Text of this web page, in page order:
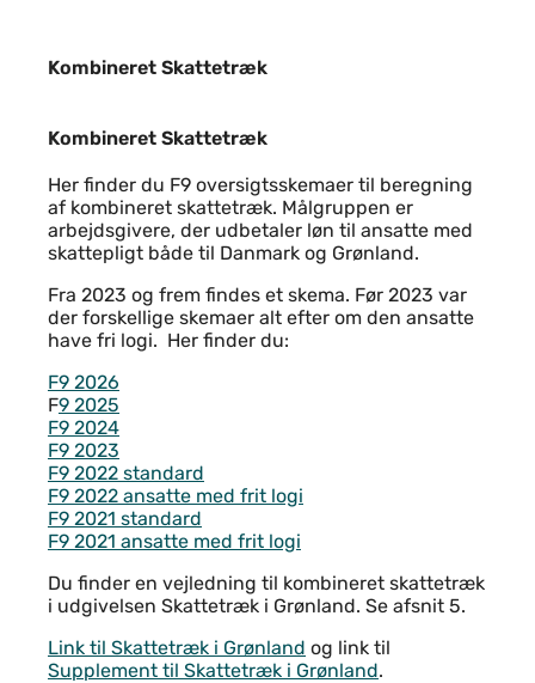
Kombineret Skattetræk
Kombineret Skattetræk
Kombineret Skattetræk
Her finder du F9 oversigtsskemaer til beregning
af kombineret skattetræk. Målgruppen er
arbejdsgivere, der udbetaler løn til ansatte med
skattepligt både til Danmark og Grønland.
Fra 2023 og frem findes et skema. Før 2023 var
der forskellige skemaer alt efter om den ansatte
have fri logi. Her finder du:
F9 2026
F9 2025
F9 2024
F9 2023
F9 2022 standard
F9 2022 ansatte med frit logi
F9 2021 standard
F9 2021 ansatte med frit logi
Du finder en vejledning til kombineret skattetræk
i udgivelsen Skattetræk i Grønland. Se afsnit 5.
Link til Skattetræk i Grønland og link til
Supplement til Skattetræk i Grønland.